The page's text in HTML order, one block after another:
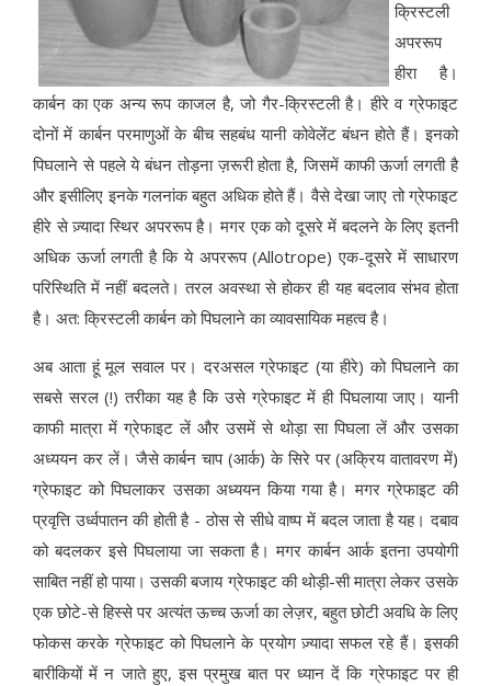
क्रिस्टली
अपररूप
हीरा है।
कार्बन का एक अन्य रूप काजल है, जो गैर-क्रिस्टली है। हीरे व ग्रेफाइट
दोनों में कार्बन परमाणुओं के बीच सहबंध यानी कोवेलेंट बंधन होते हैं। इनको
पिघलाने से पहले ये बंधन तोड़ना ज़रूरी होता है, जिसमें काफी ऊर्जा लगती है
और इसीलिए इनके गलनांक बहुत अधिक होते हैं। वैसे देखा जाए तो ग्रेफाइट
हीरे से ज़्यादा स्थिर अपररूप है। मगर एक को दूसरे में बदलने के लिए इतनी
अधिक ऊर्जा लगती है कि ये अपररूप (Allotrope) एक-दूसरे में साधारण
परिस्थिति में नहीं बदलते। तरल अवस्था से होकर ही यह बदलाव संभव होता
है। अत: क्रिस्टली कार्बन को पिघलाने का व्यावसायिक महत्व है।
अब आता हूं मूल सवाल पर। दरअसल ग्रेफाइट (या हीरे) को पिघलाने का
सबसे सरल (!) तरीका यह है कि उसे ग्रेफाइट में ही पिघलाया जाए। यानी
काफी मात्रा में ग्रेफाइट लें और उसमें से थोड़ा सा पिघला लें और उसका
अध्ययन कर लें। जैसे कार्बन चाप (आर्क) के सिरे पर (अक्रिय वातावरण में)
ग्रेफाइट को पिघलाकर उसका अध्ययन किया गया है। मगर ग्रेफाइट की
प्रवृत्ति उर्ध्वपातन की होती है - ठोस से सीधे वाष्प में बदल जाता है यह। दबाव
को बदलकर इसे पिघलाया जा सकता है। मगर कार्बन आर्क इतना उपयोगी
साबित नहीं हो पाया। उसकी बजाय ग्रेफाइट की थोड़ी-सी मात्रा लेकर उसके
एक छोटे-से हिस्से पर अत्यंत ऊच्च ऊर्जा का लेज़र, बहुत छोटी अवधि के लिए
फोकस करके ग्रेफाइट को पिघलाने के प्रयोग ज़्यादा सफल रहे हैं। इसकी
बारीकियों में न जाते हुए, इस प्रमुख बात पर ध्यान दें कि ग्रेफाइट पर ही